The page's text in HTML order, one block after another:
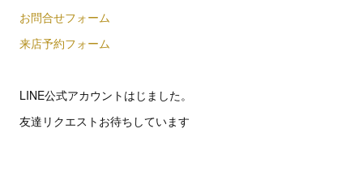
お問合せフォーム
来店予約フォーム
LINE公式アカウントはじました。
友達リクエストお待ちしています